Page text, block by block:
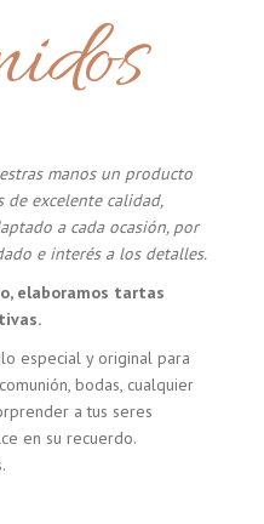
manos un producto
de excelente calidad,
a cada ocasión, por
e interés a los detalles.
elaboramos tartas
especial y original para
bodas, cualquier
a tus seres
en su recuerdo.